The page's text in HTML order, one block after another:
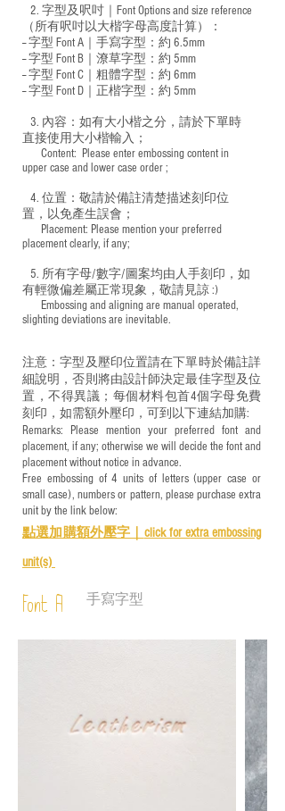
2. 字型及呎吋｜ Font Options and size reference
（所有呎吋以大楷字母高度計算）：
-- 字型 Font A｜手寫字型：約 6.5mm
-- 字型 Font B｜潦草字型： 約 5mm
-- 字型 Font C｜粗體字型：約 6mm
-- 字型 Font D｜正楷字型： 約 5mm
3. 內容：如有大小楷之分，請於下單時
直接使用大小楷輸入；
​ Content: Please enter embossing content in
upper case and lower case order ;
4. 位置：敬請於備註清楚描述刻印位
置，以免產生誤會；
​ Placement: Please mention your preferred
placement clearly, if any;
5. 所有字母/數字/圖案均由人手刻印，如
有輕微偏差屬正常現象，敬請見諒 :)
​ Embossing and aligning are manual operated,
slighting deviations are inevitable.
注意：字型及壓印位置請在下單時於備註詳
細說明，否則將由設計師決定最佳字型及位
置，不得異議；每個材料包首4個字母免費
刻印，如需額外壓印，可到以下連結加購:
Remarks: Please mention your preferred font and
placement, if any; otherwise we will decide the font and
placement without notice in advance.
Free embossing of 4 units of letters (upper case or
small case), numbers or pattern, please purchase extra
unit by the link below:
點選加購額外壓字｜ click for extra embossing
unit(s)
Font A 手寫字型